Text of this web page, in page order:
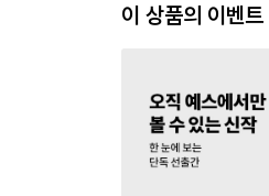
이 상품의 이벤트